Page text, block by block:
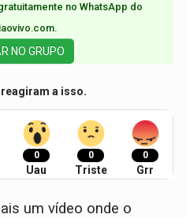
no WhatsApp do
NO GRUPO
a isso.
0
Uau
0
Triste
0
Grr
um vídeo onde o